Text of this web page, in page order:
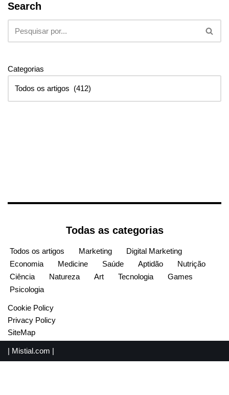
Search
Categorias
Todas as categorias
Todos os artigos Marketing
Digital Marketing
Economia
Medicine Saúde Aptidão
Nutrição
Ciência
Natureza Art Tecnologia
Games
Psicologia
Cookie Policy
Privacy Policy
SiteMap
| Mistial.com |